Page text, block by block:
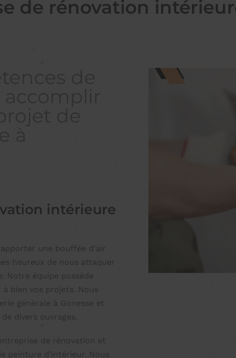
de rénovation
intérieure
une bouffée d'air
heureux de nous attaquer
Notre équipe possède
bien vos projets. Nous
générale à Gonesse et
divers ouvrages.
de rénovation et
peinture d’intérieur. Nous